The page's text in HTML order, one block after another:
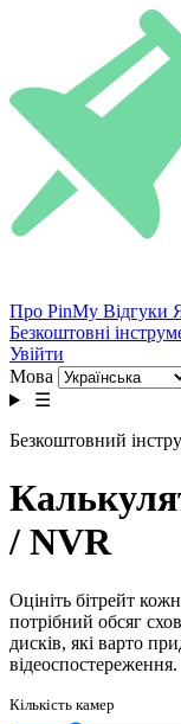
Про PinMy Відгуки
Безкоштовні
Увійти
Мова
☰
Безкоштовний
/ NVR
Оцініть бітрейт
потрібний обсяг
дисків, які варто
відеоспостереження.
Кількість камер